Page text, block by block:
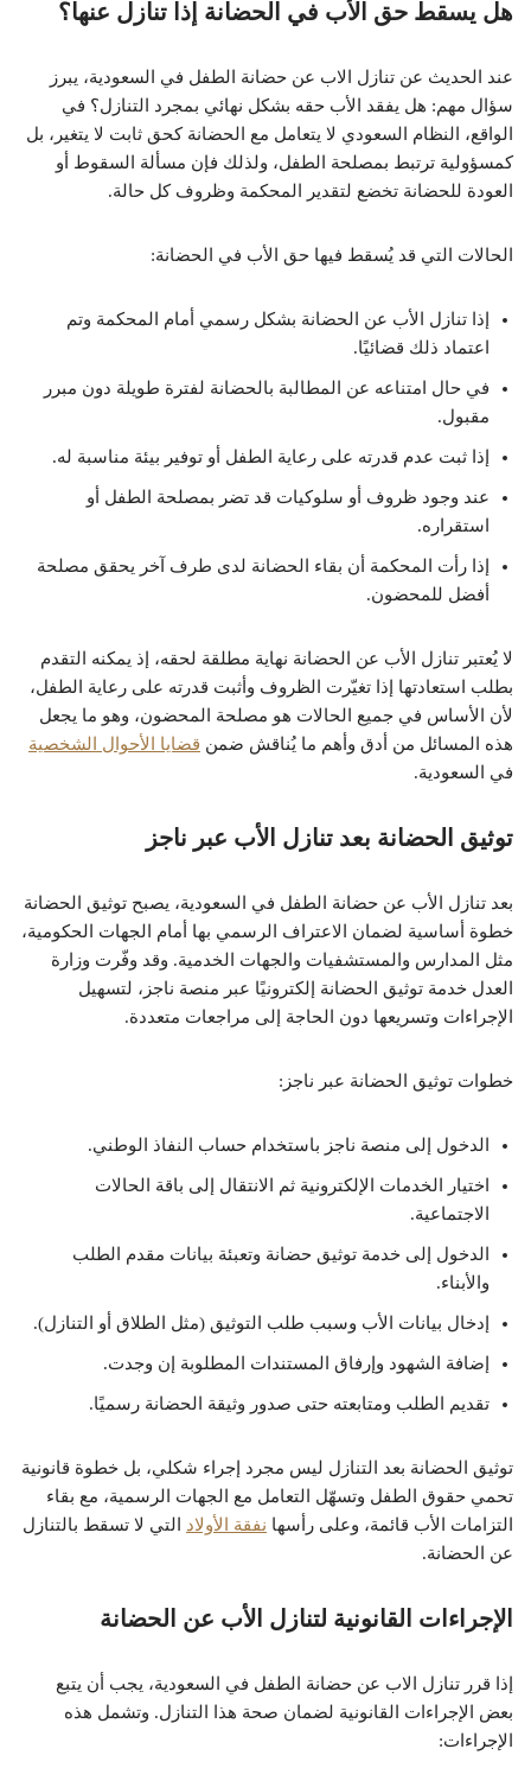
هل يسقط حق الأب في الحضانة إذا تنازل عنها؟
عند الحديث عن تنازل الاب عن حضانة الطفل في السعودية، يبرز
سؤال مهم: هل يفقد الأب حقه بشكل نهائي بمجرد التنازل؟ في
الواقع، النظام السعودي لا يتعامل مع الحضانة كحق ثابت لا يتغير، بل
كمسؤولية ترتبط بمصلحة الطفل، ولذلك فإن مسألة السقوط أو
العودة للحضانة تخضع لتقدير المحكمة وظروف كل حالة.
الحالات التي قد يُسقط فيها حق الأب في الحضانة:
إذا تنازل الأب عن الحضانة بشكل رسمي أمام المحكمة وتم
اعتماد ذلك قضائيًا.
في حال امتناعه عن المطالبة بالحضانة لفترة طويلة دون مبرر
مقبول.
إذا ثبت عدم قدرته على رعاية الطفل أو توفير بيئة مناسبة له.
عند وجود ظروف أو سلوكيات قد تضر بمصلحة الطفل أو
استقراره.
إذا رأت المحكمة أن بقاء الحضانة لدى طرف آخر يحقق مصلحة
أفضل للمحضون.
لا يُعتبر تنازل الأب عن الحضانة نهاية مطلقة لحقه، إذ يمكنه التقدم
بطلب استعادتها إذا تغيّرت الظروف وأثبت قدرته على رعاية الطفل،
لأن الأساس في جميع الحالات هو مصلحة المحضون، وهو ما يجعل
هذه المسائل من أدق وأهم ما يُناقش ضمن قضايا الأحوال الشخصية
في السعودية.
توثيق الحضانة بعد تنازل الأب عبر ناجز
بعد تنازل الأب عن حضانة الطفل في السعودية، يصبح توثيق الحضانة
خطوة أساسية لضمان الاعتراف الرسمي بها أمام الجهات الحكومية،
مثل المدارس والمستشفيات والجهات الخدمية. وقد وفّرت وزارة
العدل خدمة توثيق الحضانة إلكترونيًا عبر منصة ناجز، لتسهيل
الإجراءات وتسريعها دون الحاجة إلى مراجعات متعددة.
خطوات توثيق الحضانة عبر ناجز:
الدخول إلى منصة ناجز باستخدام حساب النفاذ الوطني.
اختيار الخدمات الإلكترونية ثم الانتقال إلى باقة الحالات
الاجتماعية.
الدخول إلى خدمة توثيق حضانة وتعبئة بيانات مقدم الطلب
والأبناء.
إدخال بيانات الأب وسبب طلب التوثيق (مثل الطلاق أو التنازل).
إضافة الشهود وإرفاق المستندات المطلوبة إن وجدت.
تقديم الطلب ومتابعته حتى صدور وثيقة الحضانة رسميًا.
توثيق الحضانة بعد التنازل ليس مجرد إجراء شكلي، بل خطوة قانونية
تحمي حقوق الطفل وتسهّل التعامل مع الجهات الرسمية، مع بقاء
التزامات الأب قائمة، وعلى رأسها نفقة الأولاد التي لا تسقط بالتنازل
عن الحضانة.
الإجراءات القانونية لتنازل الأب عن الحضانة
إذا قرر تنازل الاب عن حضانة الطفل في السعودية، يجب أن يتبع
بعض الإجراءات القانونية لضمان صحة هذا التنازل. وتشمل هذه
الإجراءات: